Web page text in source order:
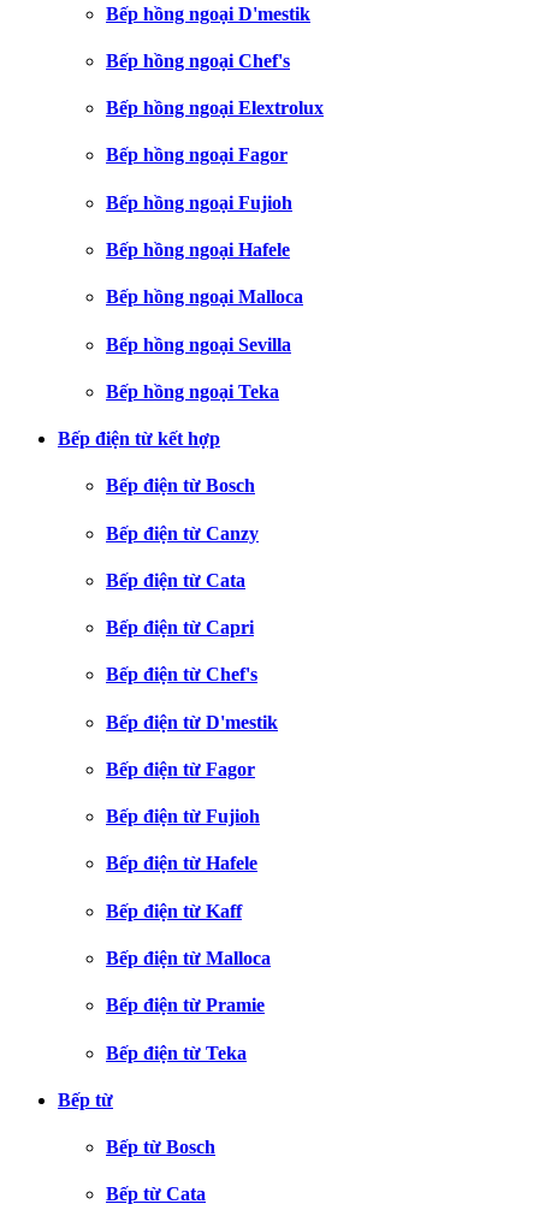
Bếp hồng ngoại D'mestik
Bếp hồng ngoại Chef's
Bếp hồng ngoại Elextrolux
Bếp hồng ngoại Fagor
Bếp hồng ngoại Fujioh
Bếp hồng ngoại Hafele
Bếp hồng ngoại Malloca
Bếp hồng ngoại Sevilla
Bếp hồng ngoại Teka
Bếp điện từ kết hợp
Bếp điện từ Bosch
Bếp điện từ Canzy
Bếp điện từ Cata
Bếp điện từ Capri
Bếp điện từ Chef's
Bếp điện từ D'mestik
Bếp điện từ Fagor
Bếp điện từ Fujioh
Bếp điện từ Hafele
Bếp điện từ Kaff
Bếp điện từ Malloca
Bếp điện từ Pramie
Bếp điện từ Teka
Bếp từ
Bếp từ Bosch
Bếp từ Cata